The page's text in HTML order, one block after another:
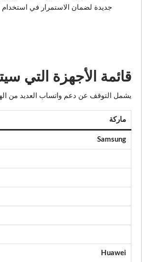
جديدة لضمان الاستمرار في استخدام
قائمة الأجهزة التي سيتوقف
يشمل التوقف عن دعم واتساب العديد من
ماركة
Samsung
Huawei